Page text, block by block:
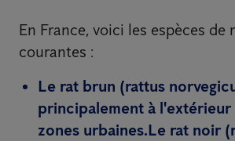
En France, voici les espèces de
courantes :
Le rat brun (rattus
principalement à l'extérieur
zones urbaines.Le rat noir